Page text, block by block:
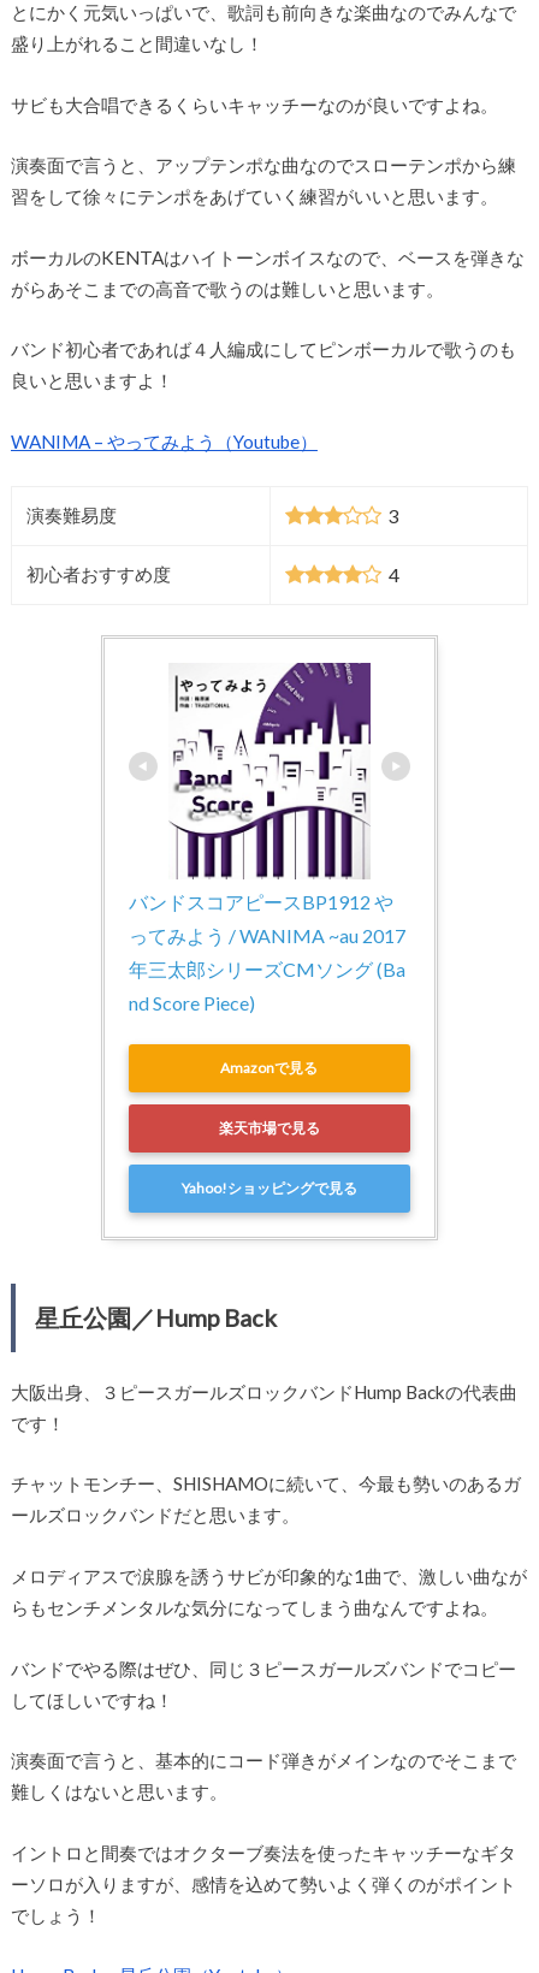
とにかく元気いっぱいで、歌詞も前向きな楽曲なのでみんなで
盛り上がれること間違いなし！
サビも大合唱できるくらいキャッチーなのが良いですよね。
演奏面で言うと、アップテンポな曲なのでスローテンポから練
習をして徐々にテンポをあげていく練習がいいと思います。
ボーカルのKENTAはハイトーンボイスなので、ベースを弾きな
がらあそこまでの高音で歌うのは難しいと思います。
バンド初心者であれば４人編成にしてピンボーカルで歌うのも
良いと思いますよ！
WANIMA – やってみよう（Youtube）
演奏難易度 3
初心者おすすめ度 4
バンドスコアピースBP1912 や
ってみよう / WANIMA ~au 2017
年三太郎シリーズCMソング (Ba
nd Score Piece)
Amazonで見る
楽天市場で見る
Yahoo!ショッピングで見る
星丘公園／Hump Back
大阪出身、３ピースガールズロックバンドHump Backの代表曲
です！
チャットモンチー、SHISHAMOに続いて、今最も勢いのあるガ
ールズロックバンドだと思います。
メロディアスで涙腺を誘うサビが印象的な1曲で、激しい曲なが
らもセンチメンタルな気分になってしまう曲なんですよね。
バンドでやる際はぜひ、同じ３ピースガールズバンドでコピー
してほしいですね！
演奏面で言うと、基本的にコード弾きがメインなのでそこまで
難しくはないと思います。
イントロと間奏ではオクターブ奏法を使ったキャッチーなギタ
ーソロが入りますが、感情を込めて勢いよく弾くのがポイント
でしょう！